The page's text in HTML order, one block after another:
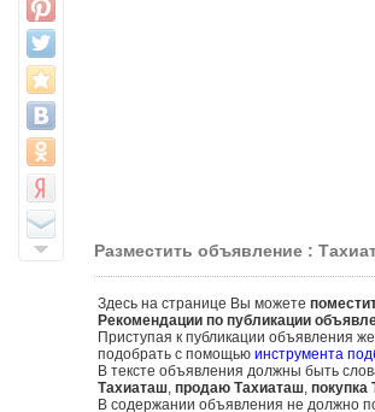
Разместить объявление :
Здесь на странице Вы можете
Рекомендации по публикации
Приступая к публикации объявления
подобрать с помощью инструмента
В тексте объявления должны быть
Тахиаташ, продаю Тахиаташ, покупка
В содержании объявления не должно